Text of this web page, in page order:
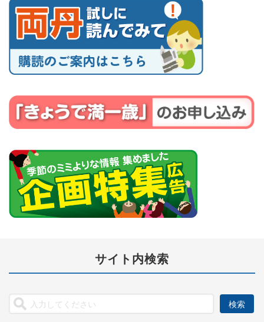
サイト内検索